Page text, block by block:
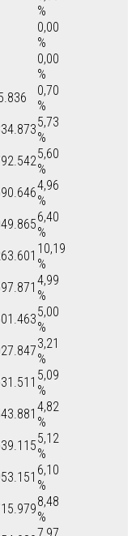
%
0,00
%
0,00
%
0,70
%
5,73
%
5,60
%
4,96
%
6,40
%
10,19
%
4,99
%
5,00
%
3,21
%
5,09
%
4,82
%
5,12
%
6,10
%
8,48
%